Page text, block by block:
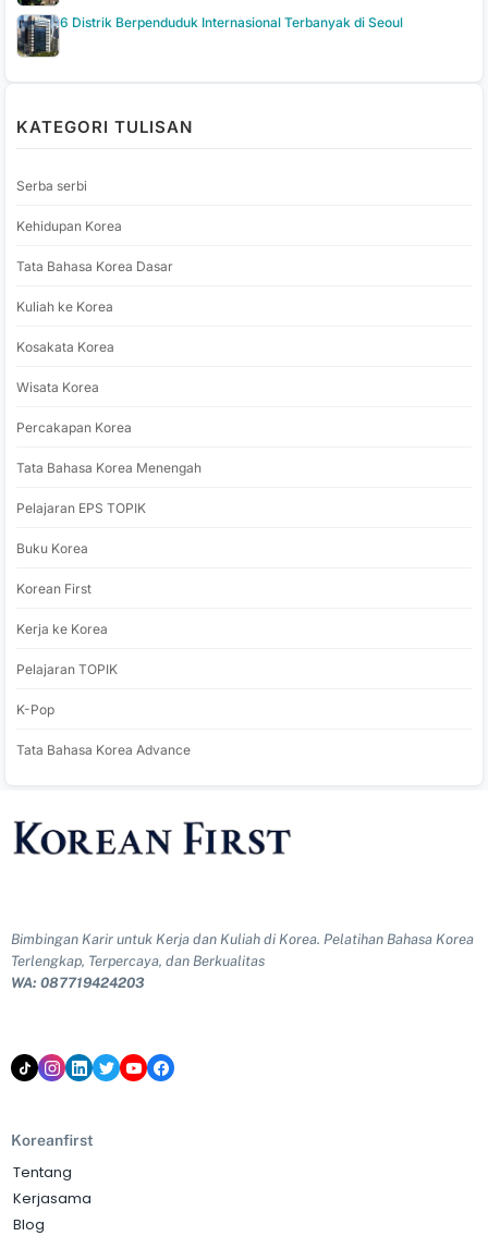
6 Distrik Berpenduduk Internasional Terbanyak di Seoul
KATEGORI TULISAN
Serba serbi
Kehidupan Korea
Tata Bahasa Korea Dasar
Kuliah ke Korea
Kosakata Korea
Wisata Korea
Percakapan Korea
Tata Bahasa Korea Menengah
Pelajaran EPS TOPIK
Buku Korea
Korean First
Kerja ke Korea
Pelajaran TOPIK
K-Pop
Tata Bahasa Korea Advance
Bimbingan Karir untuk Kerja dan Kuliah di Korea. Pelatihan Bahasa Korea
Terlengkap, Terpercaya, dan Berkualitas
WA: 087719424203
Koreanfirst
Tentang
Kerjasama
Blog